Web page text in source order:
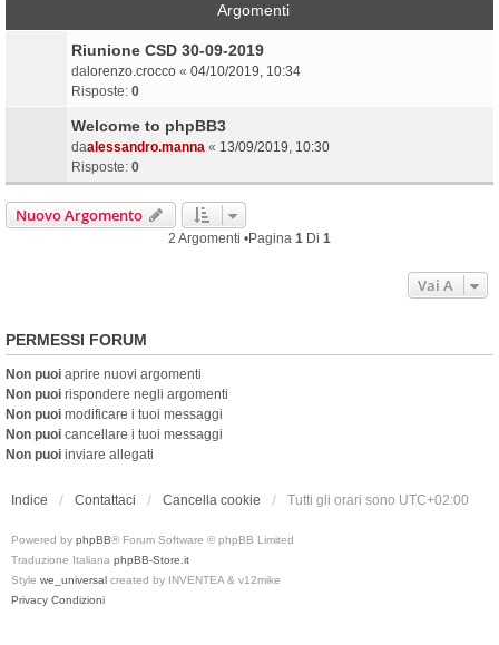
Argomenti
Riunione CSD 30-09-2019
da lorenzo.crocco « 04/10/2019, 10:34
Risposte: 0
Welcome to phpBB3
daalessandro.manna « 13/09/2019, 10:30
Risposte: 0
Nuovo Argomento
2 Argomenti •Pagina 1 Di 1
Vai A
PERMESSI FORUM
Non puoi aprire nuovi argomenti
Non puoi rispondere negli argomenti
Non puoi modificare i tuoi messaggi
Non puoi cancellare i tuoi messaggi
Non puoi inviare allegati
Indice Contattaci Cancella cookie Tutti gli orari sono UTC+02:00
Powered by phpBB® Forum Software © phpBB Limited
Traduzione Italiana phpBB-Store.it
Style we_universal created by INVENTEA & v12mike
Privacy Condizioni